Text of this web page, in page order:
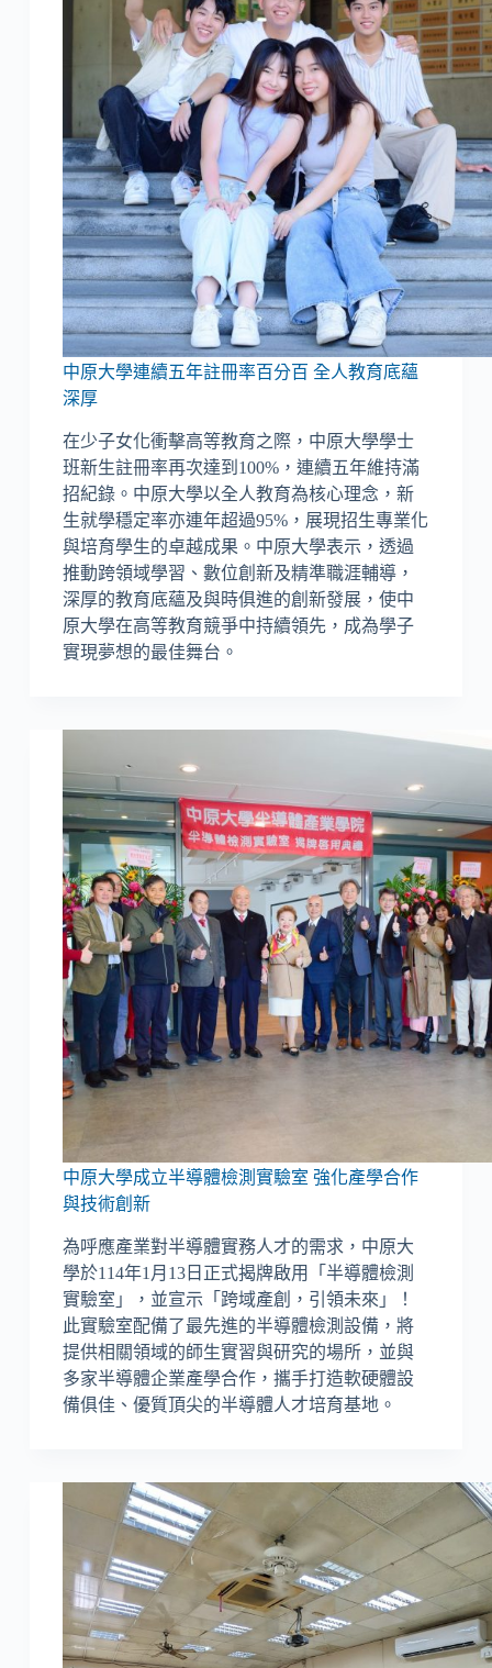
中原大學連續五年註冊率百分百 全人教育底蘊
深厚
在少子女化衝擊高等教育之際，中原大學學士
班新生註冊率再次達到100%，連續五年維持滿
招紀錄。中原大學以全人教育為核心理念，新
生就學穩定率亦連年超過95%，展現招生專業化
與培育學生的卓越成果。中原大學表示，透過
推動跨領域學習、數位創新及精準職涯輔導，
深厚的教育底蘊及與時俱進的創新發展，使中
原大學在高等教育競爭中持續領先，成為學子
實現夢想的最佳舞台。
中原大學成立半導體檢測實驗室 強化產學合作
與技術創新
為呼應產業對半導體實務人才的需求，中原大
學於114年1月13日正式揭牌啟用「半導體檢測
實驗室」，並宣示「跨域產創，引領未來」！
此實驗室配備了最先進的半導體檢測設備，將
提供相關領域的師生實習與研究的場所，並與
多家半導體企業產學合作，攜手打造軟硬體設
備俱佳、優質頂尖的半導體人才培育基地。